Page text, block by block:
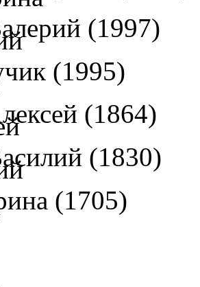
(1997)
(1995)
(1864)
(1830)
(1705)